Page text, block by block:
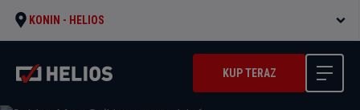
KONIN - HELIOS
KUP TERAZ